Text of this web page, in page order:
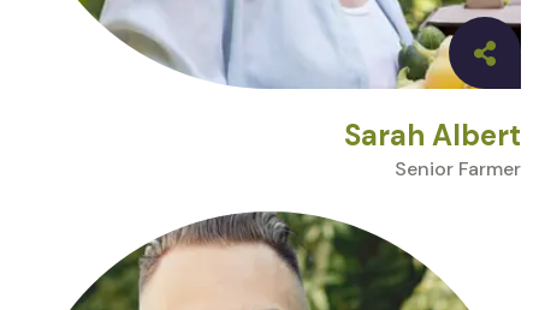
Sarah Albert
Senior Farmer